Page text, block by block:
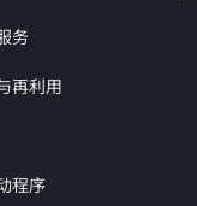
务
再利用
程序